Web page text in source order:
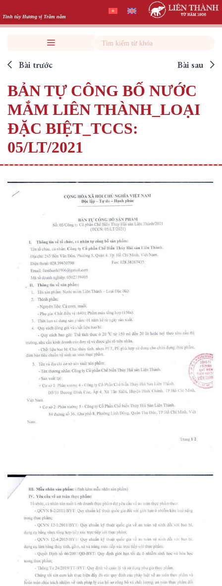
to
content
Tinh túy Hương vị Trăm năm
Search
Bài trước Bài sau
BẢN TỰ CÔNG BỐ NƯỚC
MẮM LIÊN THÀNH_LOẠI
ĐẶC BIỆT_TCCS:
05/LT/2021